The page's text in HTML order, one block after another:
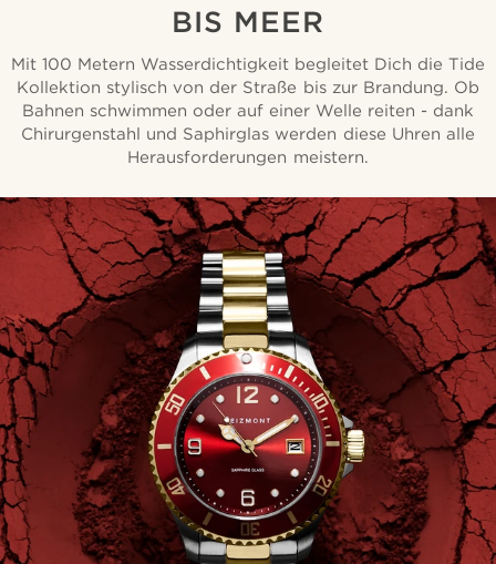
BIS MEER
Mit 100 Metern Wasserdichtigkeit begleitet Dich die Tide
Kollektion stylisch von der Straße bis zur Brandung. Ob
Bahnen schwimmen oder auf einer Welle reiten - dank
Chirurgenstahl und Saphirglas werden diese Uhren alle
Herausforderungen meistern.